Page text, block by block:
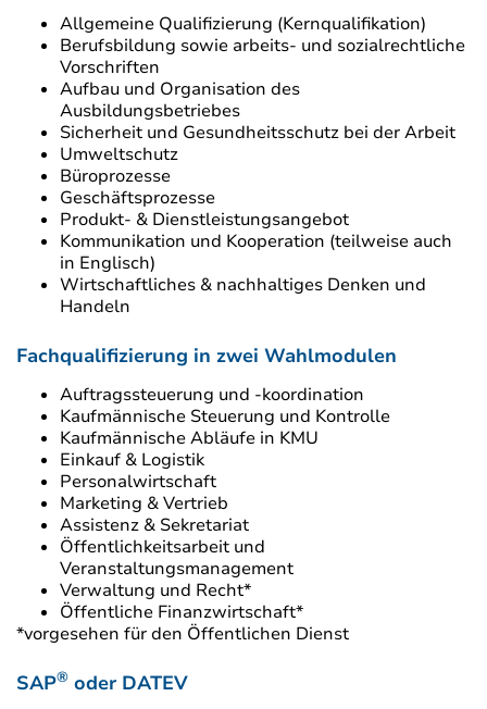
Allgemeine Qualifizierung (Kernqualifikation)
Berufsbildung sowie arbeits- und sozialrechtliche
Vorschriften
Aufbau und Organisation des
Ausbildungsbetriebes
Sicherheit und Gesundheitsschutz bei der Arbeit
Umweltschutz
Büroprozesse
Geschäftsprozesse
Produkt- & Dienstleistungsangebot
Kommunikation und Kooperation (teilweise auch
in Englisch)
Wirtschaftliches & nachhaltiges Denken und
Handeln
Fachqualifizierung in zwei Wahlmodulen
Auftragssteuerung und -koordination
Kaufmännische Steuerung und Kontrolle
Kaufmännische Abläufe in KMU
Einkauf & Logistik
Personalwirtschaft
Marketing & Vertrieb
Assistenz & Sekretariat
Öffentlichkeitsarbeit und
Veranstaltungsmanagement
Verwaltung und Recht*
Öffentliche Finanzwirtschaft*
*vorgesehen für den Öffentlichen Dienst
SAP® oder DATEV